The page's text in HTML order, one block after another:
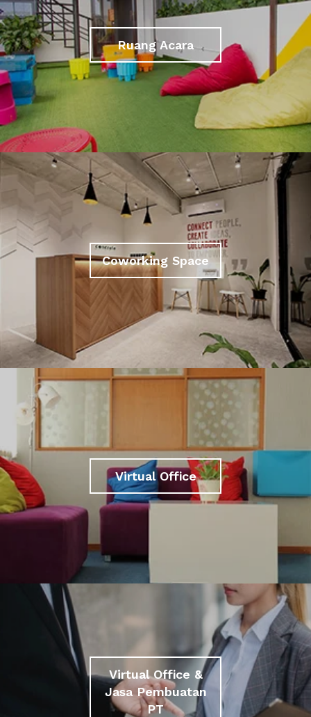
Ruang Acara
Coworking Space
Virtual Office
Virtual Office &
Jasa Pembuatan
PT